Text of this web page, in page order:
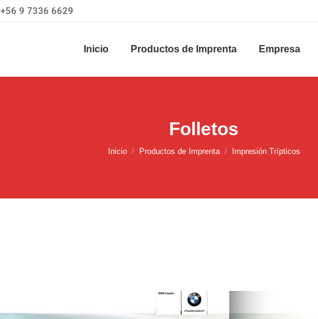
+56 9 7336 6629
Inicio Productos de Imprenta Empresa
Folletos
Estás aquí:
Inicio Productos de Imprenta Impresión Trípticos